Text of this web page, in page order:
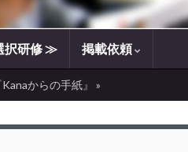
択研修 ≫ 掲載依頼
からの手紙』 »